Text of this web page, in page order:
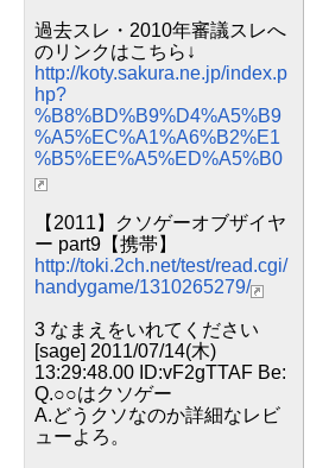
過去スレ・2010年審議スレへ
のリンクはこちら↓
http://koty.sakura.ne.jp/index.p
hp?
%B8%BD%B9%D4%A5%B9
%A5%EC%A1%A6%B2%E1
%B5%EE%A5%ED%A5%B0
【2011】クソゲーオブザイヤ
ー part9【携帯】
http://toki.2ch.net/test/read.cgi/
handygame/1310265279/
3 なまえをいれてください
[sage] 2011/07/14(木)
13:29:48.00 ID:vF2gTTAF Be:
Q.○○はクソゲー
A.どうクソなのか詳細なレビ
ューよろ。